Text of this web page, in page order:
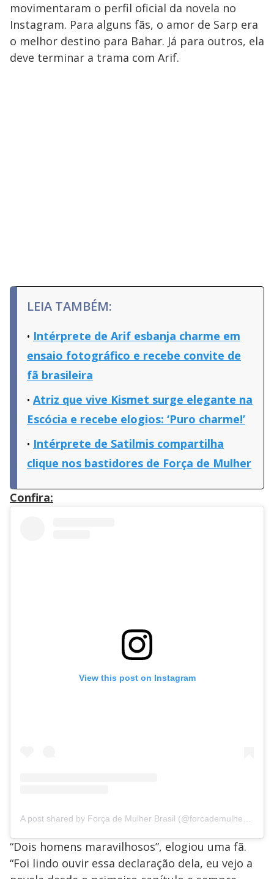
movimentaram o perfil oficial da novela no
Instagram. Para alguns fãs, o amor de Sarp era
o melhor destino para Bahar. Já para outros, ela
deve terminar a trama com Arif.
LEIA TAMBÉM:
Intérprete de Arif esbanja charme em
ensaio fotográfico e recebe convite de
fã brasileira
Atriz que vive Kismet surge elegante na
Escócia e recebe elogios: ‘Puro charme!’
Intérprete de Satilmis compartilha
clique nos bastidores de Força de Mulher
Confira:
View this post on Instagram
A post shared by Força de Mulher Brasil (@forcademulherbr)
“Dois homens maravilhosos”, elogiou uma fã.
“Foi lindo ouvir essa declaração dela, eu vejo a